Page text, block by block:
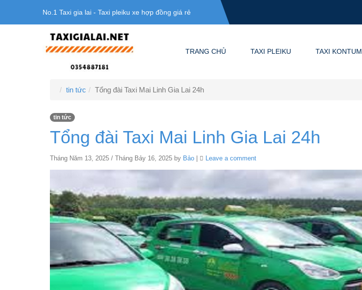
No.1 Taxi gia lai - Taxi pleiku xe hợp đồng giá rẻ
TRANG CHỦ TAXI PLEIKU TAXI KONTUM
tin tức Tổng đài Taxi Mai Linh Gia Lai 24h
tin tức
Tổng đài Taxi Mai Linh Gia Lai 24h
Tháng Năm 13, 2025 / Tháng Bảy 16, 2025 by Bảo | Leave a comment